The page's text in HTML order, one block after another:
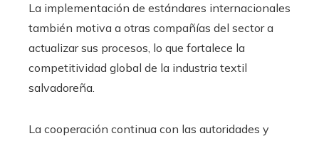
La implementación de estándares internacionales
también motiva a otras compañías del sector a
actualizar sus procesos, lo que fortalece la
competitividad global de la industria textil
salvadoreña.
La cooperación continua con las autoridades y